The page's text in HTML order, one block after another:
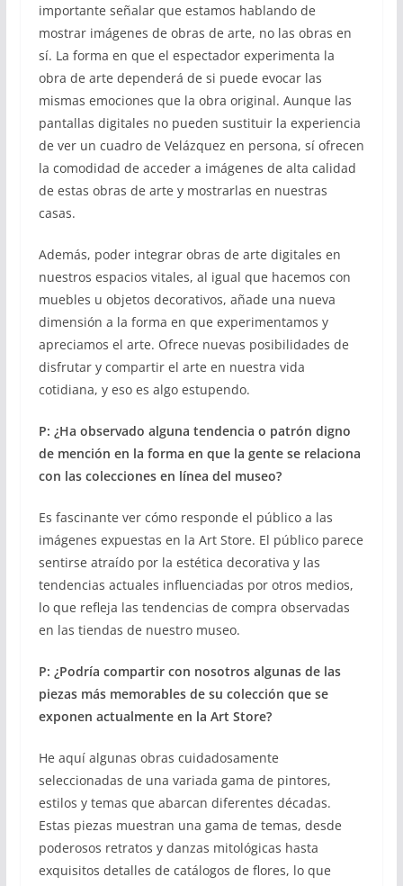
importante señalar que estamos hablando de
mostrar imágenes de obras de arte, no las obras en
sí. La forma en que el espectador experimenta la
obra de arte dependerá de si puede evocar las
mismas emociones que la obra original. Aunque las
pantallas digitales no pueden sustituir la experiencia
de ver un cuadro de Velázquez en persona, sí ofrecen
la comodidad de acceder a imágenes de alta calidad
de estas obras de arte y mostrarlas en nuestras
casas.
Además, poder integrar obras de arte digitales en
nuestros espacios vitales, al igual que hacemos con
muebles u objetos decorativos, añade una nueva
dimensión a la forma en que experimentamos y
apreciamos el arte. Ofrece nuevas posibilidades de
disfrutar y compartir el arte en nuestra vida
cotidiana, y eso es algo estupendo.
P: ¿Ha observado alguna tendencia o patrón digno
de mención en la forma en que la gente se relaciona
con las colecciones en línea del museo?
Es fascinante ver cómo responde el público a las
imágenes expuestas en la Art Store. El público parece
sentirse atraído por la estética decorativa y las
tendencias actuales influenciadas por otros medios,
lo que refleja las tendencias de compra observadas
en las tiendas de nuestro museo.
P: ¿Podría compartir con nosotros algunas de las
piezas más memorables de su colección que se
exponen actualmente en la Art Store?
He aquí algunas obras cuidadosamente
seleccionadas de una variada gama de pintores,
estilos y temas que abarcan diferentes décadas.
Estas piezas muestran una gama de temas, desde
poderosos retratos y danzas mitológicas hasta
exquisitos detalles de catálogos de flores, lo que